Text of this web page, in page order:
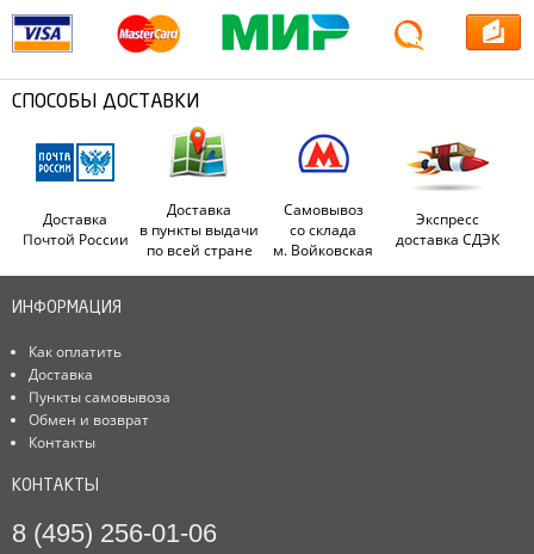
СПОСОБЫ ДОСТАВКИ
Доставка
Почтой России
Доставка
в пункты выдачи
по всей стране
Самовывоз
со склада
м. Войковская
Экспресс
доставка СДЭК
ИНФОРМАЦИЯ
Как оплатить
Доставка
Пункты самовывоза
Обмен и возврат
Контакты
КОНТАКТЫ
8 (495) 256-01-06